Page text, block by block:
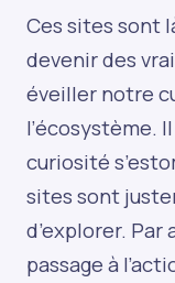
Ces sites sont
devenir des
éveiller notre
l’écosystème.
curiosité
sites sont
d’explorer.
passage à